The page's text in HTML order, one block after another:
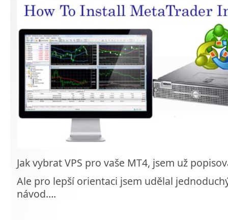
Jak vybrat VPS pro vaše MT4, jsem už
Ale pro lepší orientaci jsem udělal
návod….